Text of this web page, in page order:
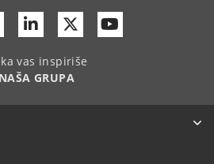
LinkedinTwitter
vas inspiriše
NAŠA GRUPA